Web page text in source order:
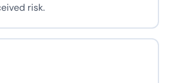
risk.